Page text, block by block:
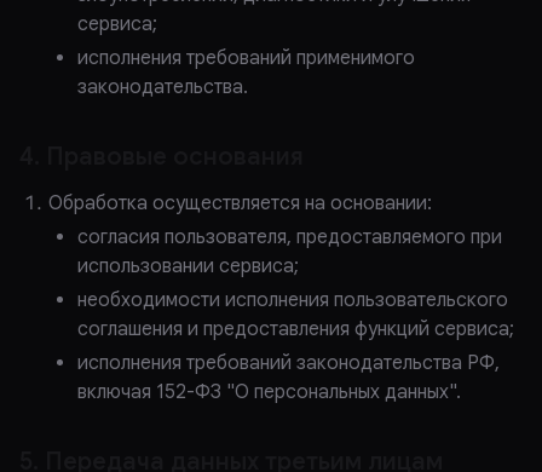
сервиса;
исполнения требований применимого
законодательства.
Обработка осуществляется на основании:
согласия пользователя, предоставляемого при
использовании сервиса;
необходимости исполнения пользовательского
соглашения и предоставления функций сервиса;
исполнения требований законодательства РФ,
включая 152-ФЗ "О персональных данных".